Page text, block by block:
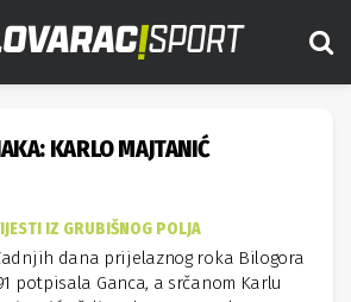
KARLO MAJTANIĆ
IZ GRUBIŠNOG POLJA
dana prijelaznog roka Bilogora
potpisala Ganca, a srčanom Karlu